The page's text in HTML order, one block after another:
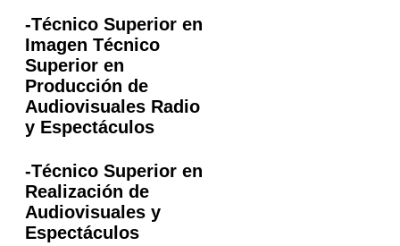
-Técnico Superior en
Imagen Técnico
Superior en
Producción de
Audiovisuales Radio
y Espectáculos
-Técnico Superior en
Realización de
Audiovisuales y
Espectáculos